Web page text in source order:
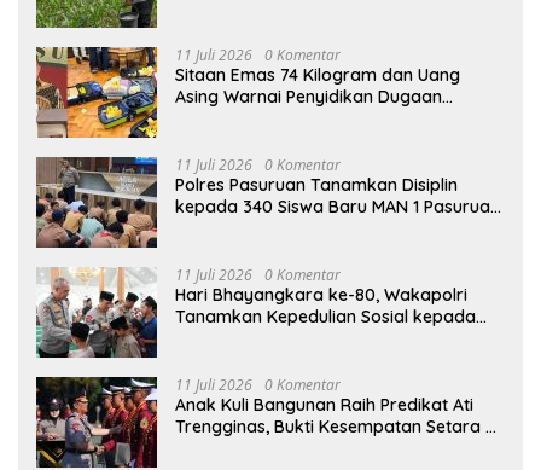
11 Juli 2026 0 Komentar
Sitaan Emas 74 Kilogram dan Uang
Asing Warnai Penyidikan Dugaan
11 Juli 2026 0 Komentar
Polres Pasuruan Tanamkan Disiplin
kepada 340 Siswa Baru MAN 1 Pasuruan,
11 Juli 2026 0 Komentar
Hari Bhayangkara ke-80, Wakapolri
Tanamkan Kepedulian Sosial kepada
11 Juli 2026 0 Komentar
Anak Kuli Bangunan Raih Predikat Ati
Trengginas, Bukti Kesempatan Setara di